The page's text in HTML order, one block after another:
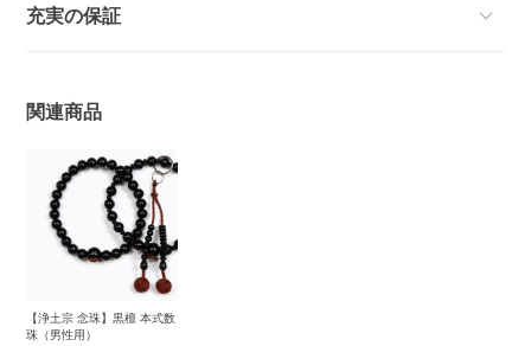
充実の保証
関連商品
【浄土宗 念珠】黒檀 本式数
珠（男性用）